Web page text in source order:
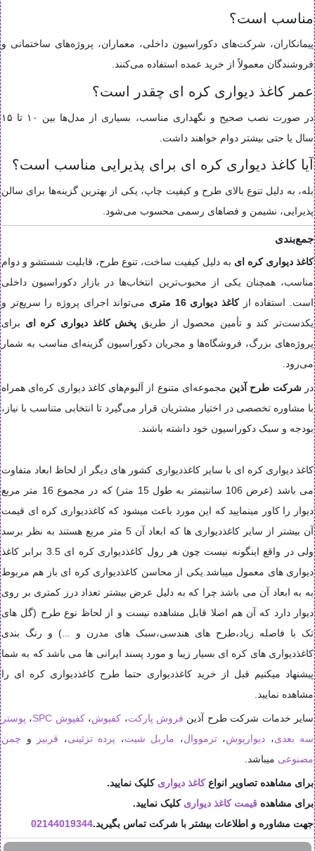
مناسب است؟
پیمانکاران، شرکت‌های دکوراسیون داخلی، معماران، پروژه‌های ساختمانی و
فروشندگان معمولاً از خرید عمده استفاده می‌کنند.
عمر کاغذ دیواری کره ای چقدر است؟
در صورت نصب صحیح و نگهداری مناسب، بسیاری از مدل‌ها بین ۱۰ تا ۱۵
سال یا حتی بیشتر دوام خواهند داشت.
آیا کاغذ دیواری کره ای برای پذیرایی مناسب است؟
بله، به دلیل تنوع بالای طرح و کیفیت چاپ، یکی از بهترین گزینه‌ها برای سالن
پذیرایی، نشیمن و فضاهای رسمی محسوب می‌شود.
جمع‌بندی
کاغذ دیواری کره ای به دلیل کیفیت ساخت، تنوع طرح، قابلیت شستشو و دوام
مناسب، همچنان یکی از محبوب‌ترین انتخاب‌ها در بازار دکوراسیون داخلی
است. استفاده ازکاغذ دیواری 16 متری
می‌تواند اجرای پروژه را سریع‌تر و
یکدست‌تر کند و تأمین محصول از طریق پخش کاغذ دیواری کره ای برای
پروژه‌های بزرگ، فروشگاه‌ها و مجریان دکوراسیون گزینه‌ای مناسب به شمار
می‌رود.
درشرکت طرح آذین مجموعه‌ای متنوع از آلبوم‌های کاغذ دیواری کره‌ای همراه
با مشاوره تخصصی در اختیار مشتریان قرار می‌گیرد تا انتخابی متناسب با نیاز،
بودجه و سبک دکوراسیون خود داشته باشند.
کاغذ دیواری کره ای با سایر کاغذدیواری کشور های دیگر از لحاظ ابعاد متفاوت
می باشد (عرض 106 سانتیمتر به طول 15 متر) که در مجموع 16 متر مربع
دیوار را کاور مینمایید که این مورد باعث میشود که کاغذدیواری کره ای قیمت
آن بیشتر از سایر کاغذدیواری ها که ابعاد آن 5 متر مربع هستند به نظر برسد
ولی در واقع اینگونه نیست چون هر رول کاغذدیواری کره ای 3.5 برابر کاغذ
دیواری های معمول میباشد.یکی از محاسن کاغذدیواری کره ای باز هم مربوط
به به ابعاد آن می باشد چرا که به دلیل عرض بیشتر تعداد درز کمتری بر روی
دیوار دارد که آن هم اصلا قابل مشاهده نیست و از لحاظ نوع طرح (گل های
تک با فاصله زیاد،طرح های هندسی،سبک های مدرن و ...) و رنگ بندی
کاغذدیواری های کره ای بسیار زیبا و مورد پسند ایرانی ها می باشد که به شما
پیشنهاد میکنیم قبل از خرید کاغذدیواری حتما طرح کاغذدیواری کره ای را
مشاهده نمایید.
سایر خدمات شرکت طرح آذین فروش پارکت، کفپوش،کفپوش SPC ، پوستر
سه بعدی، دیوارپوش،ترمووال، ماربل شیت، پرده تزئینی، قرنیز و چمن
مصنوعی میباشد.
برای مشاهده تصاویر انواعکاغذ دیواری کلیک نمایید.
برای مشاهده قیمت کاغذ دیواری کلیک نمایید.
جهت مشاوره و اطلاعات بیشتر با شرکت تماس بگیرید.02144019344